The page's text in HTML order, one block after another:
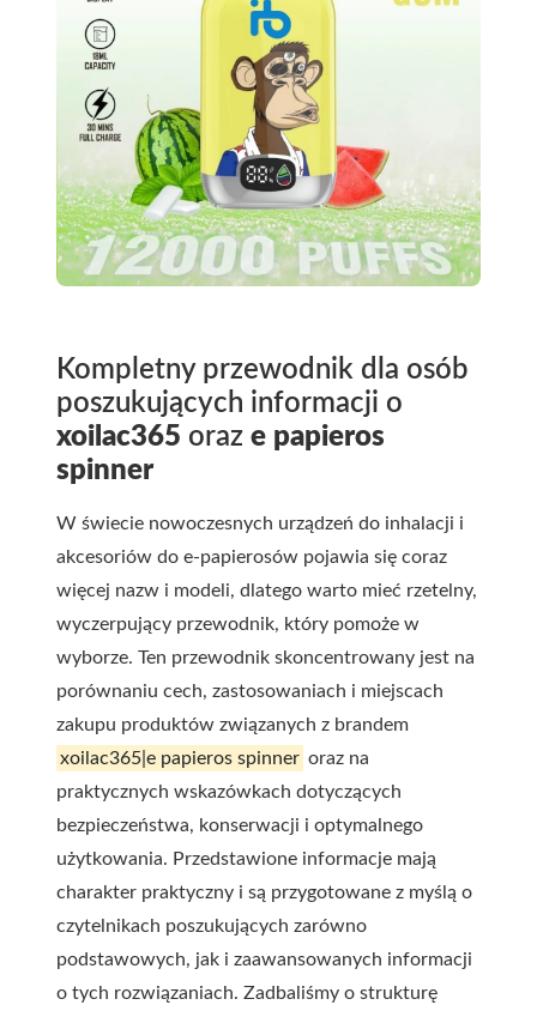
Kompletny przewodnik dla osób
poszukujących informacji o
xoilac365 oraz e papieros
spinner
W świecie nowoczesnych urządzeń do inhalacji i
akcesoriów do e-papierosów pojawia się coraz
więcej nazw i modeli, dlatego warto mieć rzetelny,
wyczerpujący przewodnik, który pomoże w
wyborze. Ten przewodnik skoncentrowany jest na
porównaniu cech, zastosowaniach i miejscach
zakupu produktów związanych z brandem
xoilac365|e papieros spinner oraz na
praktycznych wskazówkach dotyczących
bezpieczeństwa, konserwacji i optymalnego
użytkowania. Przedstawione informacje mają
charakter praktyczny i są przygotowane z myślą o
czytelnikach poszukujących zarówno
podstawowych, jak i zaawansowanych informacji
o tych rozwiązaniach. Zadbaliśmy o strukturę